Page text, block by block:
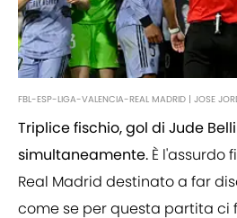
FBL-ESP-LIGA-VALENCIA-REAL MADRID | JOSE
Triplice fischio, gol di Jude
simultaneamente. È l'assurdo
Real Madrid destinato a far
come se per questa partita ci